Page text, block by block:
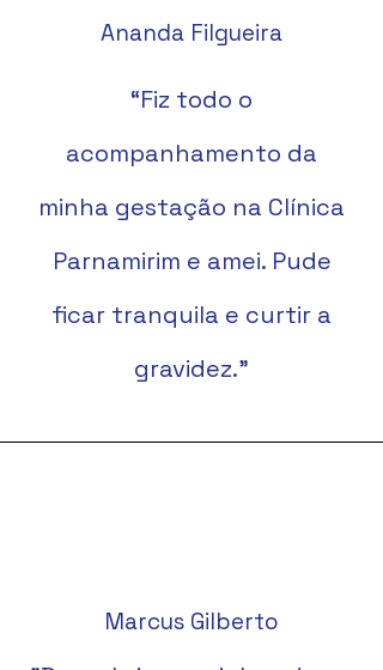
Ananda Filgueira
“Fiz todo o
acompanhamento da
minha gestação na Clínica
Parnamirim e amei. Pude
ficar tranquila e curtir a
gravidez."
Marcus Gilberto